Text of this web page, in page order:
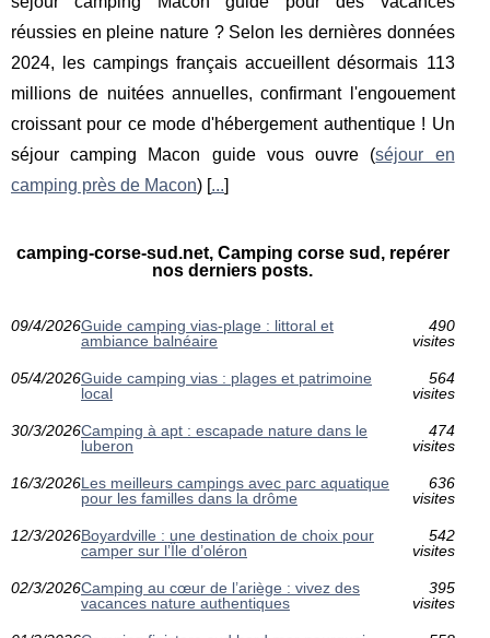
réussies en pleine nature ? Selon les dernières données
2024, les campings français accueillent désormais 113
millions de nuitées annuelles, confirmant l'engouement
croissant pour ce mode d'hébergement authentique ! Un
séjour camping Macon guide vous ouvre (séjour en
camping près de Macon) [...]
camping-corse-sud.net, Camping corse sud, repérer
nos derniers posts.
09/4/2026Guide camping vias-plage : littoral et
ambiance balnéaire
490
visites
05/4/2026Guide camping vias : plages et patrimoine
local
564
visites
30/3/2026Camping à apt : escapade nature dans le
luberon
474
visites
16/3/2026Les meilleurs campings avec parc aquatique
pour les familles dans la drôme
636
visites
12/3/2026Boyardville : une destination de choix pour
camper sur l’Île d’oléron
542
visites
02/3/2026Camping au cœur de l’ariège : vivez des
vacances nature authentiques
395
visites